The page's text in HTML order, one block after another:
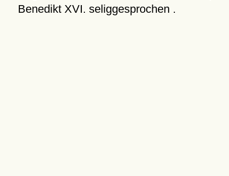
Benedikt XVI. seliggesprochen .